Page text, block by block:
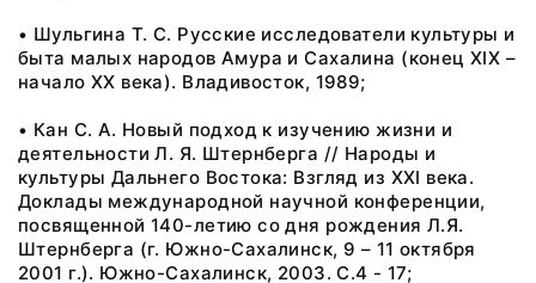
• Шульгина Т. С. Русские исследователи культуры и
быта малых народов Амура и Сахалина (конец XIX –
начало XX века). Владивосток, 1989;
• Кан С. А. Новый подход к изучению жизни и
деятельности Л. Я. Штернберга // Народы и
культуры Дальнего Востока: Взгляд из XXI века.
Доклады международной научной конференции,
посвященной 140-летию со дня рождения Л.Я.
Штернберга (г. Южно-Сахалинск, 9 – 11 октября
2001 г.). Южно-Сахалинск, 2003. С.4 - 17;